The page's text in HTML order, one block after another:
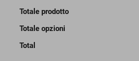
Totale prodotto
Totale opzioni
Total